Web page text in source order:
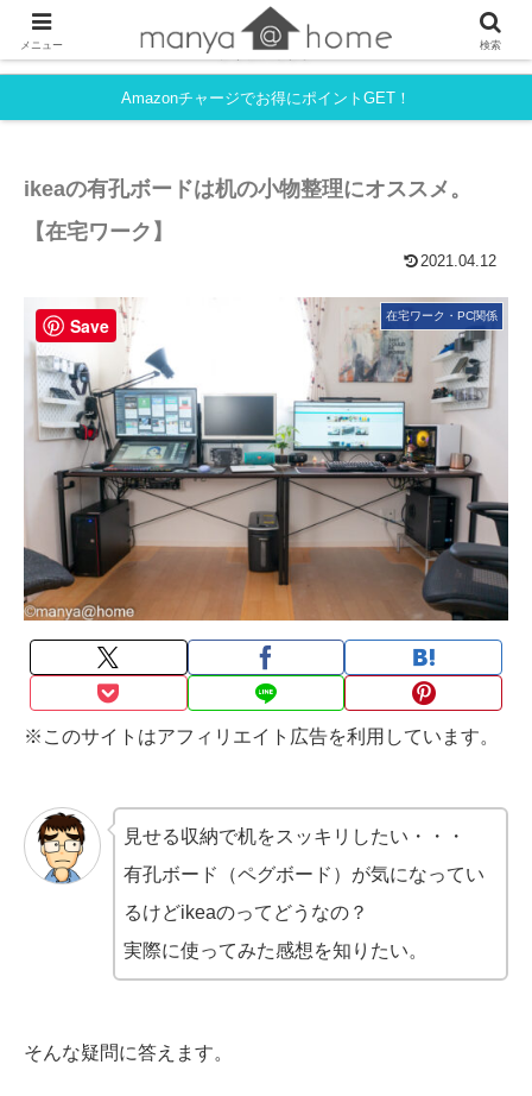
フルタイム共働き・育児中でも、シンプルライフを目指すmanyaさんちの
ライフハック。
Amazonチャージでお得にポイントGET！
ikeaの有孔ボードは机の小物整理にオススメ。
【在宅ワーク】
2021.04.12
在宅ワーク・PC関係
※このサイトはアフィリエイト広告を利用しています。
見せる収納で机をスッキリしたい・・・
有孔ボード（ペグボード）が気になってい
るけどikeaのってどうなの？
実際に使ってみた感想を知りたい。
そんな疑問に答えます。
メニュー 検索
Save